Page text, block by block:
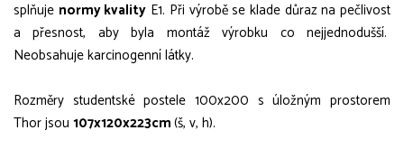
splňuje normy kvality E1. Při výrobě se klade důraz na pečlivost
a přesnost, aby byla montáž výrobku co nejjednodušší.
Neobsahuje karcinogenní látky.
Rozměry studentské postele 100x200 s úložným prostorem
Thor jsou 107x120x223cm(š, v, h).